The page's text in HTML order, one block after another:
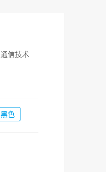
通信技术
黑色